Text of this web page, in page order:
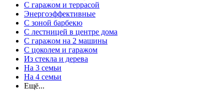
С гаражом и террасой
Энергоэффективные
С зоной барбекю
С лестницей в центре дома
С гаражом на 2 машины
С цоколем и гаражом
Из стекла и дерева
На 3 семьи
На 4 семьи
Ещё...